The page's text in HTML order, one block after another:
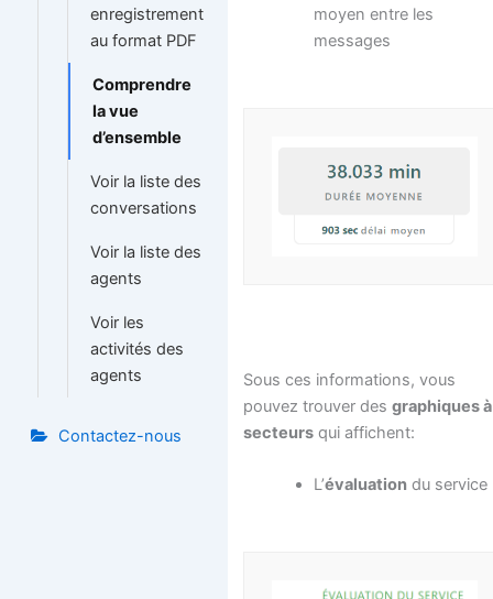
enregistrement
au format PDF
Comprendre
la vue
d’ensemble
Voir la liste des
conversations
Voir la liste des
agents
Voir les
activités des
agents
Contactez-nous
moyen entre les
messages
Sous ces informations, vous
pouvez trouver desgraphiques à
secteurs qui affichent:
L’évaluation du service